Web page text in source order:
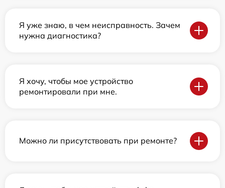
Я уже знаю, в чем неисправность. Зачем
нужна диагностика?
Я хочу, чтобы мое устройство
ремонтировали при мне.
Можно ли присутствовать при ремонте?